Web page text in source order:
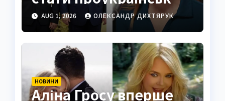
голосом для Трампа
AUG 1, 2026 ОЛЕКСАНДР ДИХТЯРУК
НОВИНИ
Аліна Гросу вперше